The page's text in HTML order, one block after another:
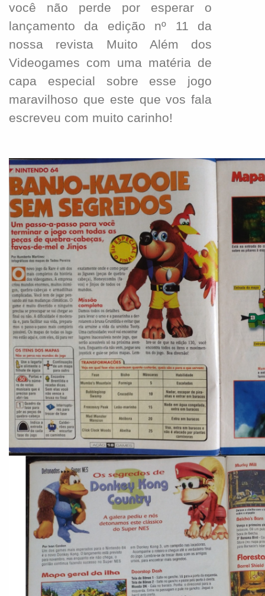
você não perde por esperar o
lançamento da edição nº 11 da
nossa revista Muito Além dos
Videogames com uma matéria de
capa especial sobre esse jogo
maravilhoso que este que vos fala
escreveu com muito carinho!